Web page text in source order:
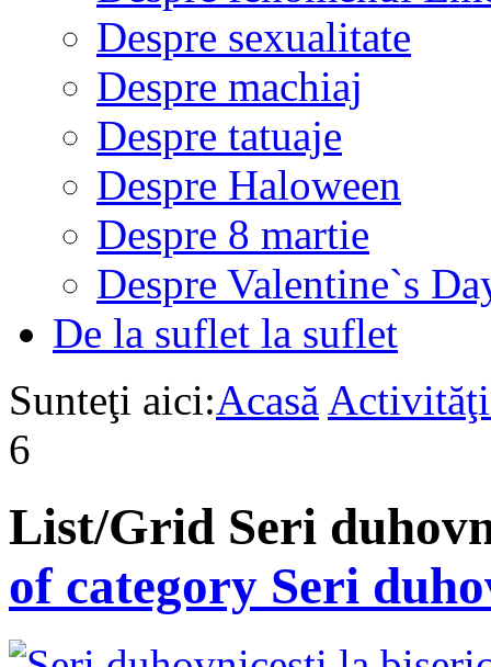
Despre sexualitate
Despre machiaj
Despre tatuaje
Despre Haloween
Despre 8 martie
Despre Valentine`s
De la suflet la suflet
Sunteţi aici:Acasă
6
List/Grid Seri
of category Seri